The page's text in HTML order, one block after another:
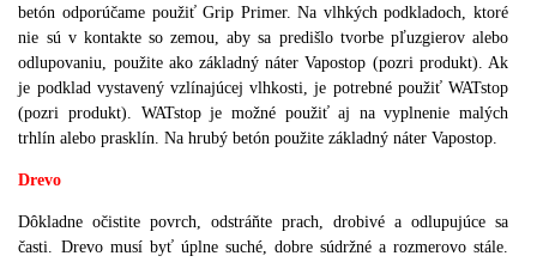
betón odporúčame použiť Grip Primer. Na vlhkých podkladoch, ktoré
nie sú v kontakte so zemou, aby sa predišlo tvorbe pľuzgierov alebo
odlupovaniu, použite ako základný náter Vapostop (pozri produkt). Ak
je podklad vystavený vzlínajúcej vlhkosti, je potrebné použiť WATstop
(pozri produkt). WATstop je možné použiť aj na vyplnenie malých
trhlín alebo prasklín. Na hrubý betón použite základný náter Vapostop.
Drevo
Dôkladne očistite povrch, odstráňte prach, drobivé a odlupujúce sa
časti. Drevo musí byť úplne suché, dobre súdržné a rozmerovo stále.